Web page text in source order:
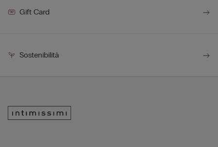
Gift Card
Sostenibilità